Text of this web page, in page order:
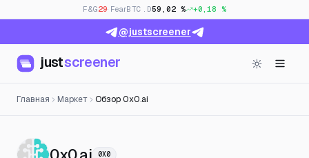
F&G29· FearBTC.D59,02 % +0,18 %
@justscreener
justscreener
Главная Маркет Обзор 0x0.ai
— Цена, открытый интерес и
0X0